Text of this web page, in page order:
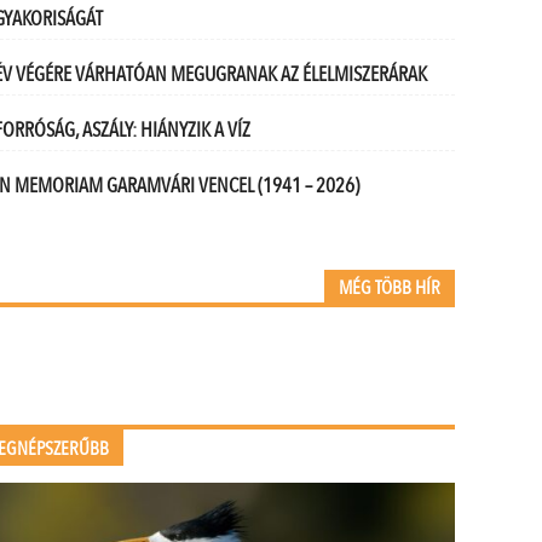
VÉGÉRE VÁRHATÓAN MEGUGRANAK AZ ÉLELMISZERÁRAK
ASZÁLY: HIÁNYZIK A VÍZ
MEMORIAM GARAMVÁRI VENCEL (1941 – 2026)
MÉG TÖBB HÍR